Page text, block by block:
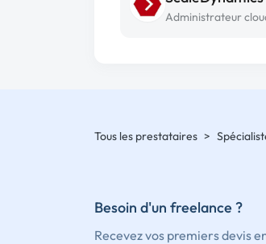
Tous les prestataires >
Besoin d'un freelance ?
Recevez vos premiers devis